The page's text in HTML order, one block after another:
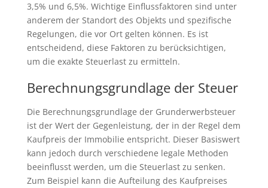
3,5% und 6,5%. Wichtige Einflussfaktoren sind unter
anderem der Standort des Objekts und spezifische
Regelungen, die vor Ort gelten können. Es ist
entscheidend, diese Faktoren zu berücksichtigen,
um die exakte Steuerlast zu ermitteln.
Berechnungsgrundlage der Steuer
Die Berechnungsgrundlage der Grunderwerbsteuer
ist der Wert der Gegenleistung, der in der Regel dem
Kaufpreis der Immobilie entspricht. Dieser Basiswert
kann jedoch durch verschiedene legale Methoden
beeinflusst werden, um die Steuerlast zu senken.
Zum Beispiel kann die Aufteilung des Kaufpreises